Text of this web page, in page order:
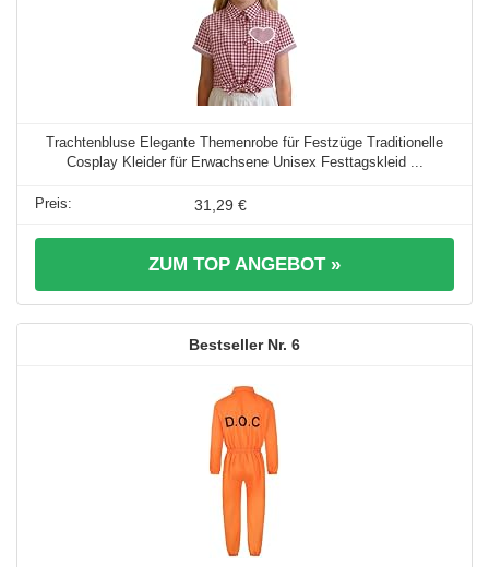
Trachtenbluse Elegante Themenrobe für Festzüge Traditionelle
Cosplay Kleider für Erwachsene Unisex Festtagskleid ...
31,29 €
ZUM TOP ANGEBOT »
6